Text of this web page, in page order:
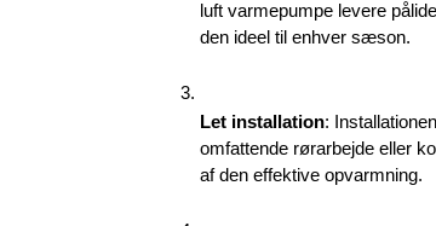
luft varmepumpe levere
den ideel til enhver sæson.
Let installation:
omfattende rørarbejde eller
af den effektive opvarmning.